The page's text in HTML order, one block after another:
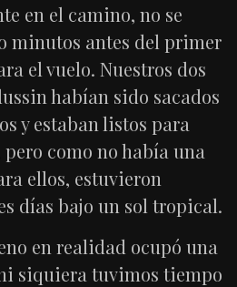
en el camino, no se
minutos antes del primer
el vuelo. Nuestros dos
habían sido sacados
y estaban listos para
como no había una
ellos, estuvieron
días bajo un sol tropical.
en realidad ocupó una
siquiera tuvimos tiempo